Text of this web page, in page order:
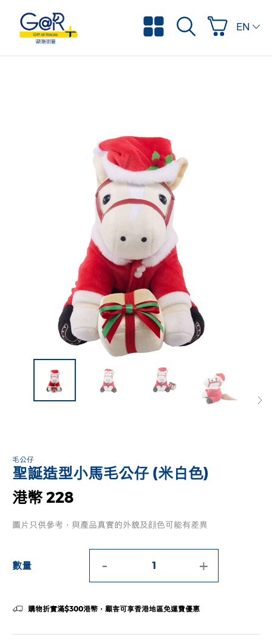
毛公仔
聖誕造型小馬毛公仔 (米白色)
港幣 228
圖片只供參考，與產品真實的外貌及顔色可能有差異
數量 - +
購物折實滿$300港幣，顧客可享香港地區免運費優惠